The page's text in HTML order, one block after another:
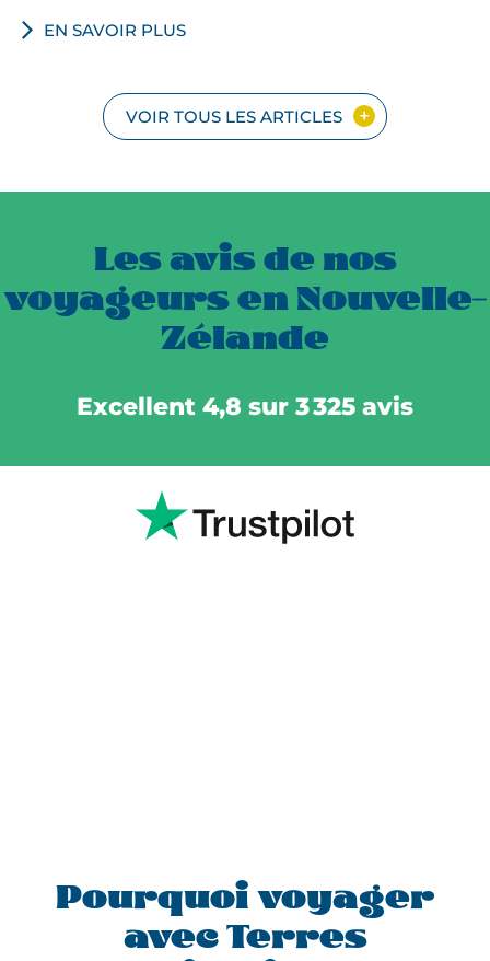
EN SAVOIR PLUS
VOIR TOUS LES ARTICLES
Les avis de nos
voyageurs en Nouvelle-
Zélande
Excellent 4,8 sur 3 325 avis
Pourquoi voyager
avec Terres